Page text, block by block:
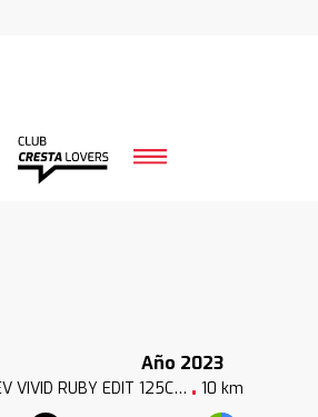
Año 2023
1.0 ECOBOOST 92KW MHEV VIVID RUBY EDIT 125CV 5P
10 km